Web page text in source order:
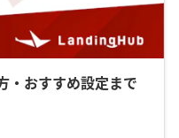
・おすすめ設定まで